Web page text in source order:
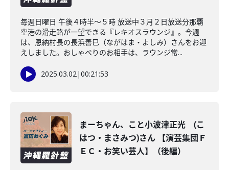
毎週日曜日 午後４時半～５時 放送中３月２日放送分那覇
空港の滑走路が一望できる『レキオスラウンジ』。今週
は、恩納村長の長浜善巳（ながはま・よしみ）さんをお迎
えしました。おしゃべりのお相手は、ラウンジ常...
2025.03.02|00:21:53
まーちゃん、こと小波津正光 (こ
はつ・まさみつ)さん 【演芸集団Ｆ
ＥＣ・お笑い芸人】（後編）